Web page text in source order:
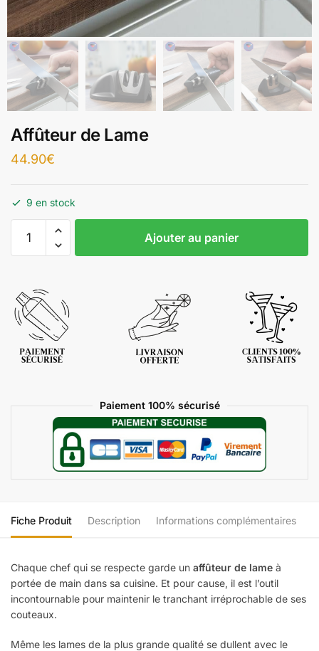
Affûteur de Lame
44.90€
9 en stock
Ajouter au panier
Paiement 100% sécurisé
Fiche Produit Description Informations complémentaires
Chaque chef qui se respecte garde un affûteur de lame à
portée de main dans sa cuisine. Et pour cause, il est l’outil
incontournable pour maintenir le tranchant irréprochable de ses
couteaux.
Même les lames de la plus grande qualité se dullent avec le